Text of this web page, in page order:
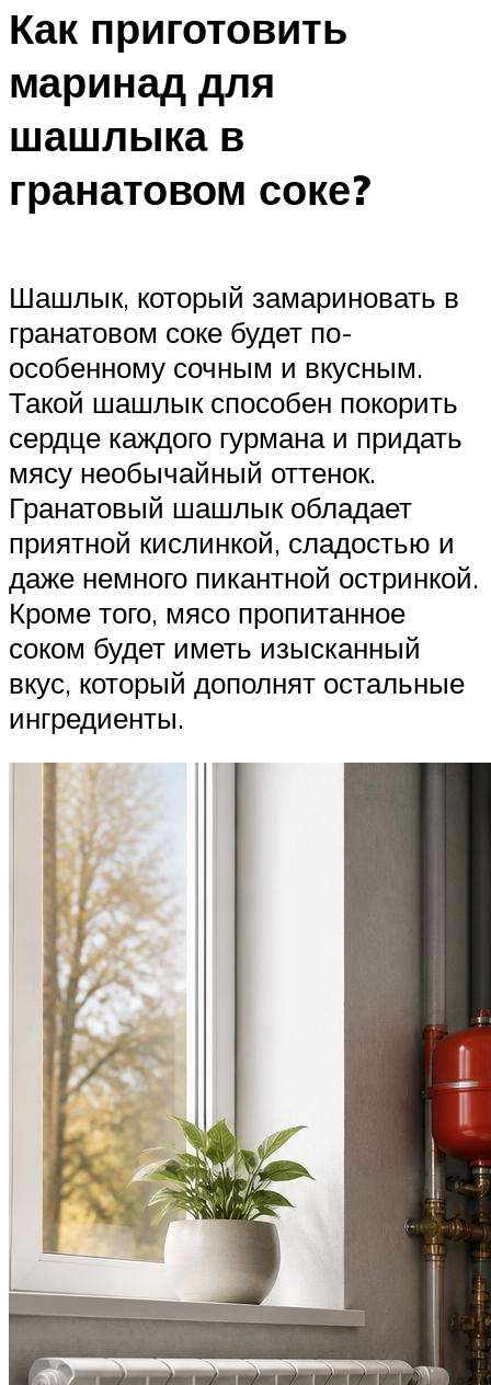
Как приготовить
маринад для
шашлыка в
гранатовом соке?
Шашлык, который замариновать в
гранатовом соке будет по-
особенному сочным и вкусным.
Такой шашлык способен покорить
сердце каждого гурмана и придать
мясу необычайный оттенок.
Гранатовый шашлык обладает
приятной кислинкой, сладостью и
даже немного пикантной остринкой.
Кроме того, мясо пропитанное
соком будет иметь изысканный
вкус, который дополнят остальные
ингредиенты.